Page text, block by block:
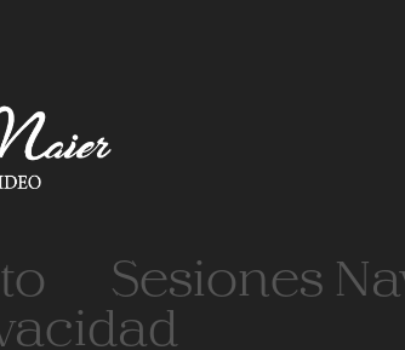
Sesiones